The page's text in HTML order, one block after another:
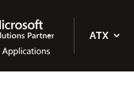
ATX